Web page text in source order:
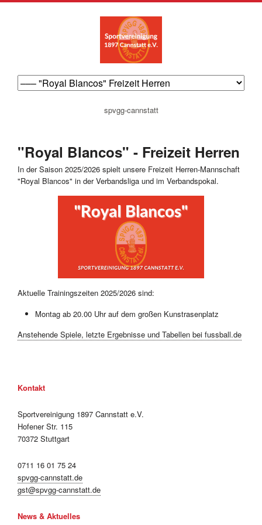
navigation
spvgg-cannstatt
"Royal Blancos" - Freizeit Herren
In der Saison 2025/2026 spielt unsere Freizeit Herren-Mannschaft
"Royal Blancos" in der Verbandsliga und im Verbandspokal.
Aktuelle Trainingszeiten 2025/2026 sind:
Montag ab 20.00 Uhr auf dem großen Kunstrasenplatz
Anstehende Spiele, letzte Ergebnisse und Tabellen bei fussball.de
Kontakt
Sportvereinigung 1897 Cannstatt e.V.
Hofener Str. 115
70372 Stuttgart
0711 16 01 75 24
spvgg-cannstatt.de
gst@spvgg-cannstatt.de
News & Aktuelles